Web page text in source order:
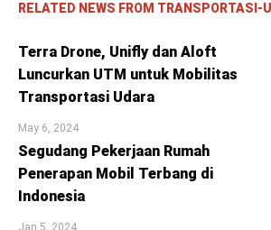
RELATED NEWS FROM TRANSPORTASI-
Terra Drone, Unifly dan Aloft
Luncurkan UTM untuk Mobilitas
Transportasi Udara
May 6, 2024
Segudang Pekerjaan Rumah
Penerapan Mobil Terbang di
Indonesia
Jan 5, 2024